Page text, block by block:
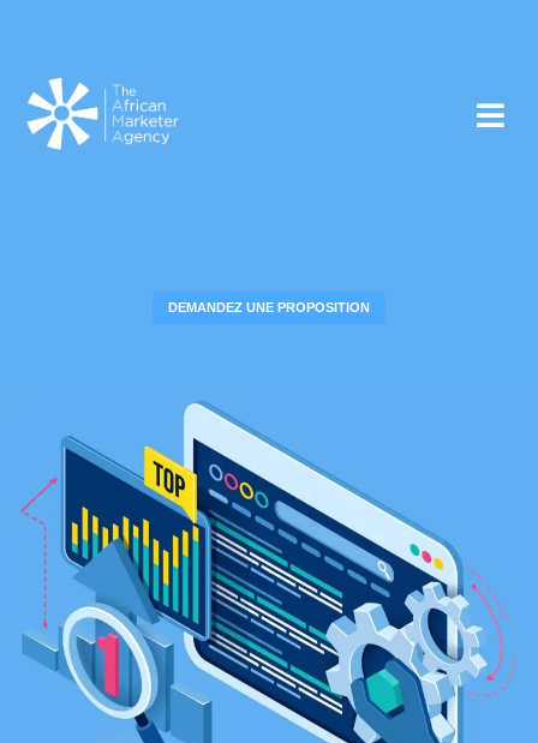
DEMANDEZ UNE PROPOSITION